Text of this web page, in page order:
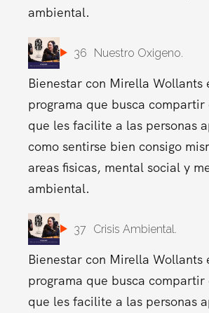
ambiental.
36 Nuestro Oxigeno.
Bienestar con Mirella Wollants
programa que busca
que les facilite a las personas
como sentirse bien consigo
areas fisicas, mental social y
ambiental.
37 Crisis Ambiental.
Bienestar con Mirella Wollants
programa que busca
que les facilite a las personas